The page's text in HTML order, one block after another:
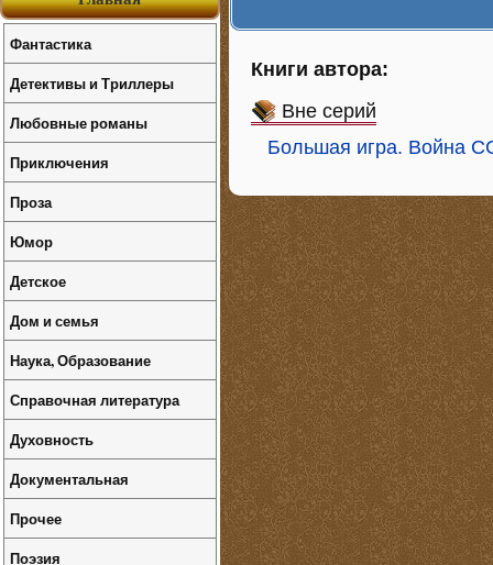
Книги автора:
Вне серий
Большая игра. Война
Фантастика
Детективы и Триллеры
Любовные романы
Приключения
Проза
Юмор
Детское
Дом и семья
Наука, Образование
Справочная литература
Духовность
Документальная
Прочее
Поэзия